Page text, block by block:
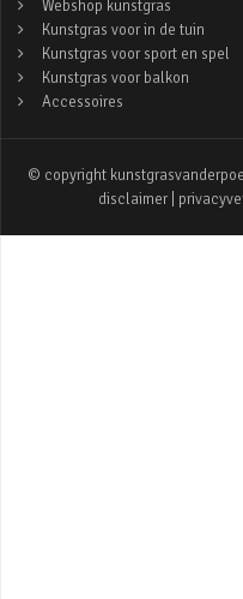
Webshop kunstgras
Kunstgras voor in de tuin
Kunstgras voor sport en spel
Kunstgras voor balkon
Accessoires
© copyright
disclaimer